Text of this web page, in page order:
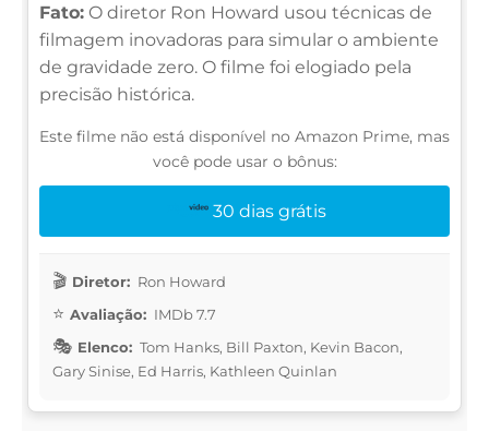
Fato: O diretor Ron Howard usou técnicas de
filmagem inovadoras para simular o ambiente
de gravidade zero. O filme foi elogiado pela
precisão histórica.
Este filme não está disponível no Amazon Prime, mas
você pode usar o bônus:
30 dias grátis
Diretor: Ron Howard
Avaliação: IMDb 7.7
Elenco: Tom Hanks, Bill Paxton, Kevin Bacon,
Gary Sinise, Ed Harris, Kathleen Quinlan